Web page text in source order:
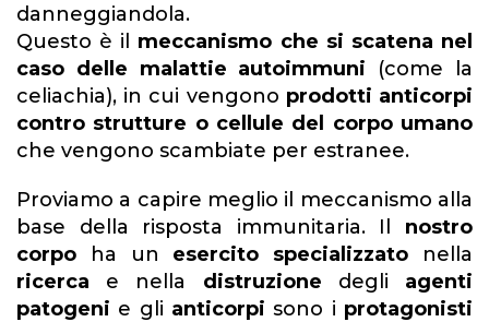
danneggiandola.
Questo è il meccanismo che si scatena nel
caso delle malattie autoimmuni (come la
celiachia), in cui vengono prodotti anticorpi
contro strutture o cellule del corpo umano
che vengono scambiate per estranee.
Proviamo a capire meglio il meccanismo alla
base della risposta immunitaria. Il nostro
corpo ha un esercito specializzato nella
ricerca e nella distruzione degli agenti
patogeni e gli anticorpi sono i protagonisti